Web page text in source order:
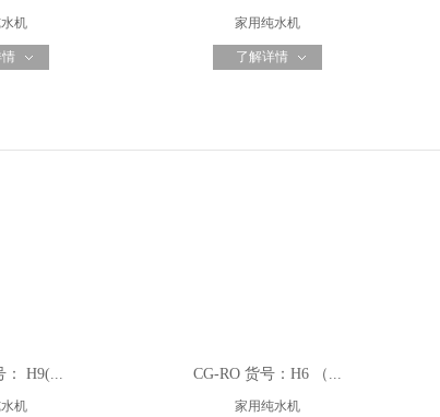
机 家用纯水机
了解详情
： H9(...
机
CG-RO 货号：H6 （...
家用纯水机